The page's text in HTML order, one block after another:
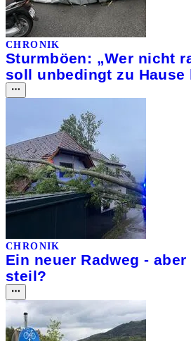
CHRONIK
Sturmböen: „Wer nicht
soll unbedingt zu Hause
CHRONIK
Ein neuer Radweg -
steil?